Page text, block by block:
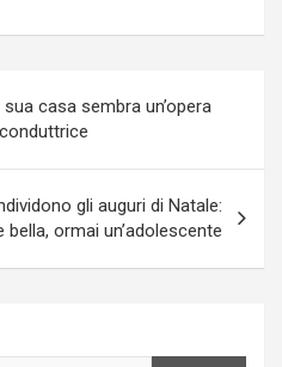
casa sembra un’opera
gli auguri di Natale:
ormai un’adolescente